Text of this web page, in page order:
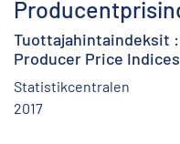
Tuottajahintaindeksit :
Producer Price
Statistikcentralen
2017